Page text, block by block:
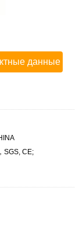
данные
SGS, CE;